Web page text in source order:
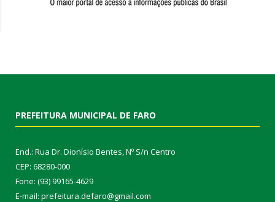
PREFEITURA MUNICIPAL DE FARO
End.: Rua Dr. Dionísio Bentes, Nº S/n Centro
CEP: 68280-000
Fone: (93) 99165-4629
E-mail: prefeitura.defaro@gmail.com